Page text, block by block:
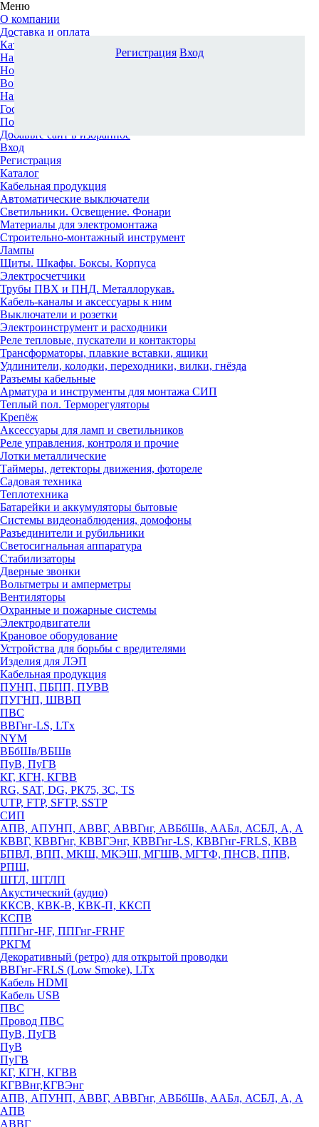
Меню
О компании
Доставка и оплата
Каталог
Наши офисы
Новости и новинки
Вопрос-ответ
Наша команда
Гос. заказчикам
Поставщикам
Добавьте сайт в избранное
Вход
Регистрация
Каталог
Кабельная продукция
Автоматические выключатели
Светильники. Освещение. Фонари
Материалы для электромонтажа
Строительно-монтажный инструмент
Лампы
Щиты. Шкафы. Боксы. Корпуса
Электросчетчики
Трубы ПВХ и ПНД. Металлорукав.
Кабель-каналы и аксессуары к ним
Выключатели и розетки
Электроинструмент и расходники
Реле тепловые, пускатели и контакторы
Трансформаторы, плавкие вставки, ящики
Удлинители, колодки, переходники, вилки, гнёзда
Разъемы кабельные
Арматура и инструменты для монтажа СИП
Теплый пол. Терморегуляторы
Крепёж
Аксессуары для ламп и светильников
Реле управления, контроля и прочие
Лотки металлические
Таймеры, детекторы движения, фотореле
Садовая техника
Теплотехника
Батарейки и аккумуляторы бытовые
Системы видеонаблюдения, домофоны
Разъединители и рубильники
Светосигнальная аппаратура
Стабилизаторы
Дверные звонки
Вольтметры и амперметры
Вентиляторы
Охранные и пожарные системы
Электродвигатели
Крановое оборудование
Устройства для борьбы с вредителями
Изделия для ЛЭП
Кабельная продукция
ПУНП, ПБПП, ПУВВ
ПУГНП, ШВВП
ПВС
ВВГнг-LS, LTx
NYM
ВБбШв/ВБШв
ПуВ, ПуГВ
КГ, КГН, КГВВ
RG, SAT, DG, РК75, 3С, TS
UTP, FTP, SFTP, SSTP
СИП
АПВ, АПУНП, АВВГ, АВВГнг, АВБбШв, ААБл, АСБЛ, А, А
КВВГ, КВВГнг, КВВГЭнг, КВВГнг-LS, КВВГнг-FRLS, КВВ
БПВЛ, ВПП, МКШ, МКЭШ, МГШВ, МГТФ, ПНСВ, ППВ,
РПШ,
ШТЛ, ШТЛП
Акустический (аудио)
ККСВ, КВК-В, КВК-П, ККСП
КСПВ
ППГнг-HF, ППГнг-FRHF
РКГМ
Декоративный (ретро) для открытой проводки
ВВГнг-FRLS (Low Smoke), LTx
Кабель HDMI
Кабель USB
ПВС
Провод ПВС
ПуВ, ПуГВ
ПуВ
ПуГВ
КГ, КГН, КГВВ
КГВВнг,КГВЭнг
АПВ, АПУНП, АВВГ, АВВГнг, АВБбШв, ААБл, АСБЛ, А, А
АПВ
АВВГ
Регистрация Вход